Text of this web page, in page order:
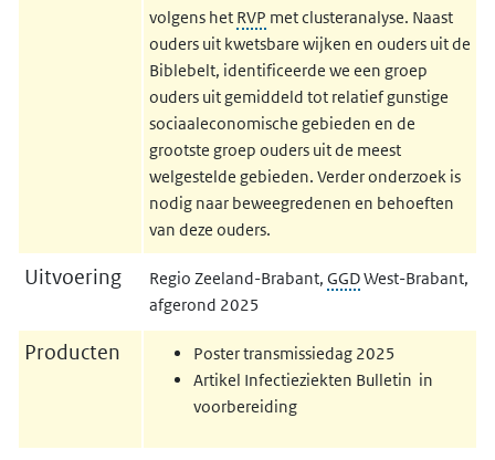
volgens het RVP met clusteranalyse. Naast
ouders uit kwetsbare wijken en ouders uit de
Biblebelt, identificeerde we een groep
ouders uit gemiddeld tot relatief gunstige
sociaaleconomische gebieden en de
grootste groep ouders uit de meest
welgestelde gebieden. Verder onderzoek is
nodig naar beweegredenen en behoeften
van deze ouders.
Uitvoering Regio Zeeland-Brabant, GGDWest-Brabant,
afgerond 2025
Producten
Poster transmissiedag 2025
Artikel Infectieziekten Bulletin in
voorbereiding